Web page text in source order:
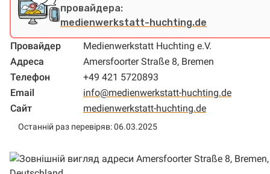
провайдера:
medienwerkstatt-huchting.de
Провайдер
Medienwerkstatt Huchting e.V.
Адреса
Amersfoorter Straße 8, Bremen
Телефон
+49 421 5720893
Email
info@medienwerkstatt-huchting.de
Сайт
medienwerkstatt-huchting.de
Останній раз перевіряв: 06.03.2025